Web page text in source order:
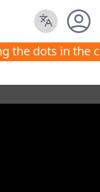
the dots in the